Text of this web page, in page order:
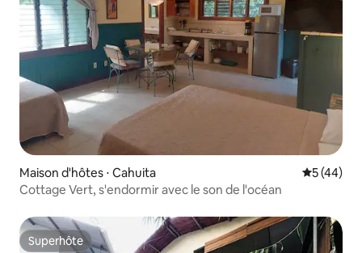
Maison d'hôtes ⋅ Cahuita
5 (44)
Cottage Vert, s'endormir avec le son de l'océan
Superhôte
Superhôte